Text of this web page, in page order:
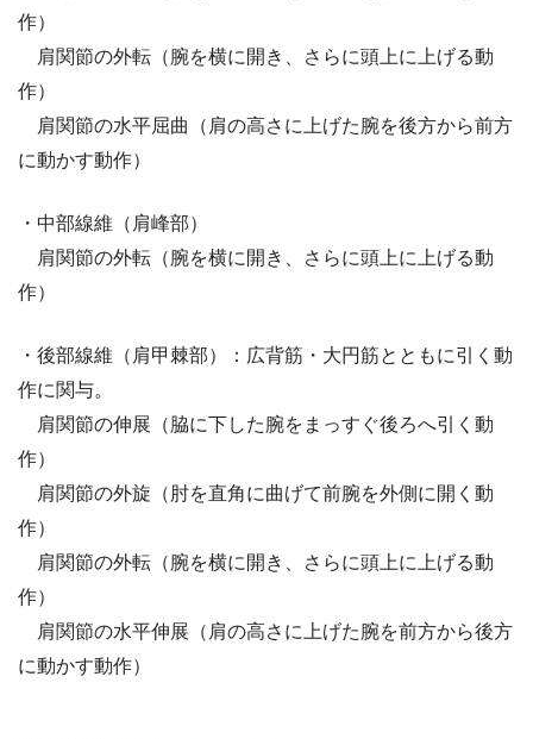
作）
肩関節の外転（腕を横に開き、さらに頭上に上げる動
作）
肩関節の水平屈曲（肩の高さに上げた腕を後方から前方
に動かす動作）
・中部線維（肩峰部）
肩関節の外転（腕を横に開き、さらに頭上に上げる動
作）
・後部線維（肩甲棘部）：広背筋・大円筋とともに引く動
作に関与。
肩関節の伸展（脇に下した腕をまっすぐ後ろへ引く動
作）
肩関節の外旋（肘を直角に曲げて前腕を外側に開く動
作）
肩関節の外転（腕を横に開き、さらに頭上に上げる動
作）
肩関節の水平伸展（肩の高さに上げた腕を前方から後方
に動かす動作）